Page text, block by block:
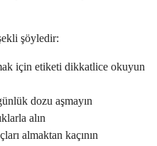
şöyledir:
için etiketi dikkatlice okuyun
dozu aşmayın
alın
almaktan kaçının